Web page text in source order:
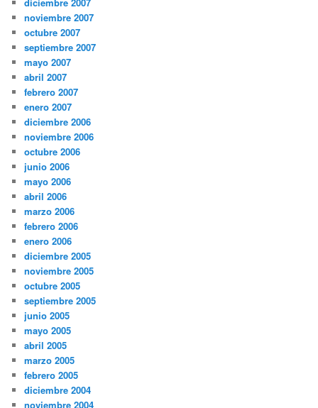
noviembre 2007
octubre 2007
septiembre 2007
mayo 2007
abril 2007
febrero 2007
enero 2007
diciembre 2006
noviembre 2006
octubre 2006
junio 2006
mayo 2006
abril 2006
marzo 2006
febrero 2006
enero 2006
diciembre 2005
noviembre 2005
octubre 2005
septiembre 2005
junio 2005
mayo 2005
abril 2005
marzo 2005
febrero 2005
diciembre 2004
noviembre 2004